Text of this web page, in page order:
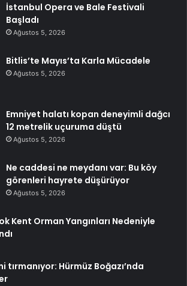
İstanbul Opera ve Bale Festivali
Başladı
Ağustos 5, 2026
Bitlis’te Mayıs’ta Karla Mücadele
Ağustos 5, 2026
Emniyet halatı kopan deneyimli dağcı
12 metrelik uçuruma düştü
Ağustos 5, 2026
Ne caddesi ne meydanı var: Bu köy
görenleri hayrete düşürüyor
Ağustos 5, 2026
Kent Orman Yangınları Nedeniyle
tırmanıyor: Hürmüz Boğazı’nda